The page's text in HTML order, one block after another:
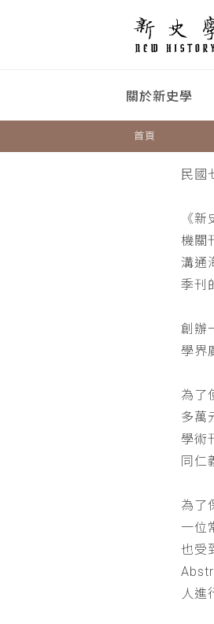
關於新史學
首頁
民國
《
機關
溝通
季刊
創辦
學界
為了
多萬
學術
同仁
為了
一位
也受
人進